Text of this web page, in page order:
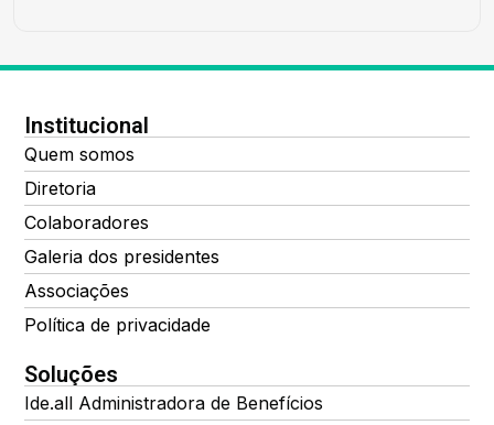
Institucional
Quem somos
Diretoria
Colaboradores
Galeria dos presidentes
Associações
Política de privacidade
Soluções
Ide.all Administradora de Benefícios